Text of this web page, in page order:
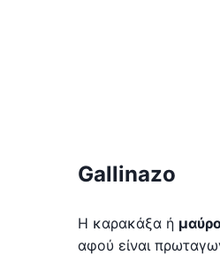
Gallinazo
Η καρακάξα ή
αφού είναι